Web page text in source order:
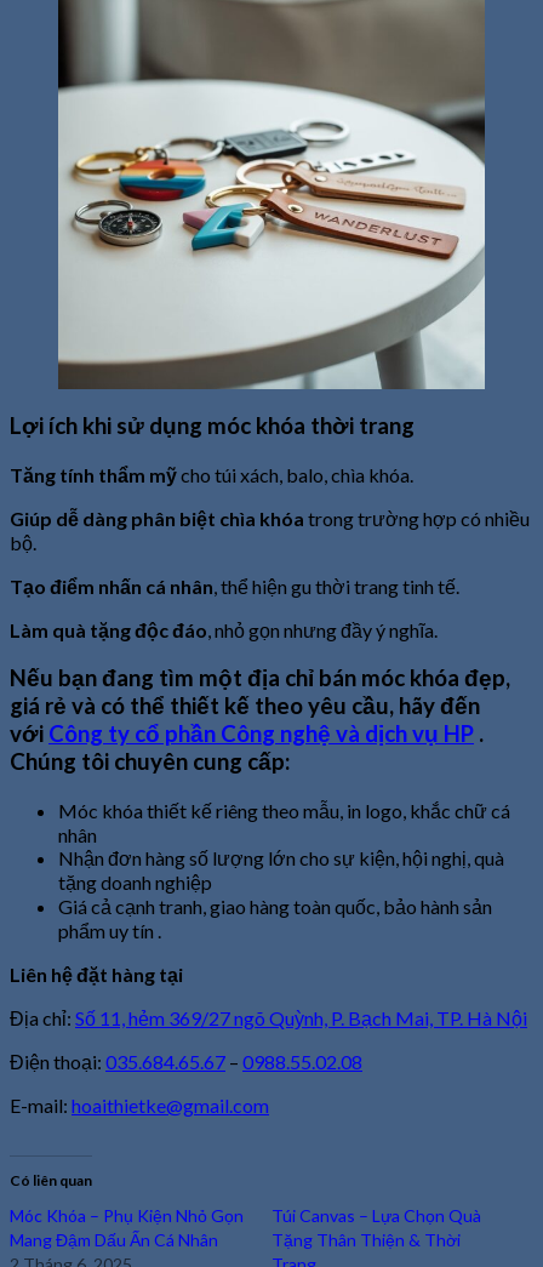
Lợi ích khi sử dụng móc khóa thời trang
Tăng tính thẩm mỹcho túi xách, balo, chìa khóa.
Giúp dễ dàng phân biệt chìa khóa trong trường hợp có nhiều
bộ.
Tạo điểm nhấn cá nhân , thể hiện gu thời trang tinh tế.
Làm quà tặng độc đáo , nhỏ gọn nhưng đầy ý nghĩa.
Nếu bạn đang tìm một địa chỉ bán móc khóa đẹp,
giá rẻ và có thể thiết kế theo yêu cầu, hãy đến
với Công ty cổ phần Công nghệ và dịch vụ HP .
Chúng tôi chuyên cung cấp:
Móc khóa thiết kế riêng theo mẫu, in logo, khắc chữ cá
nhân
Nhận đơn hàng số lượng lớn cho sự kiện, hội nghị, quà
tặng doanh nghiệp
Giá cả cạnh tranh, giao hàng toàn quốc, bảo hành sản
phẩm uy tín .
Liên hệ đặt hàng tại
Địa chỉ: Số 11, hẻm 369/27 ngõ Quỳnh, P. Bạch Mai, TP. Hà Nội
Điện thoại: 035.684.65.67 – 0988.55.02.08
E-mail: hoaithietke@gmail.com
Có liên quan
Móc Khóa – Phụ Kiện Nhỏ Gọn
Mang Đậm Dấu Ấn Cá Nhân
Túi Canvas – Lựa Chọn Quà
Tặng Thân Thiện & Thời